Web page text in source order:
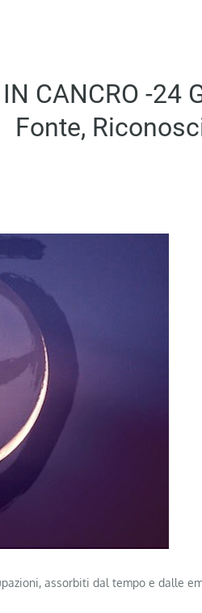
CANCRO -24
Fonte,
assorbiti dal tempo e dalle